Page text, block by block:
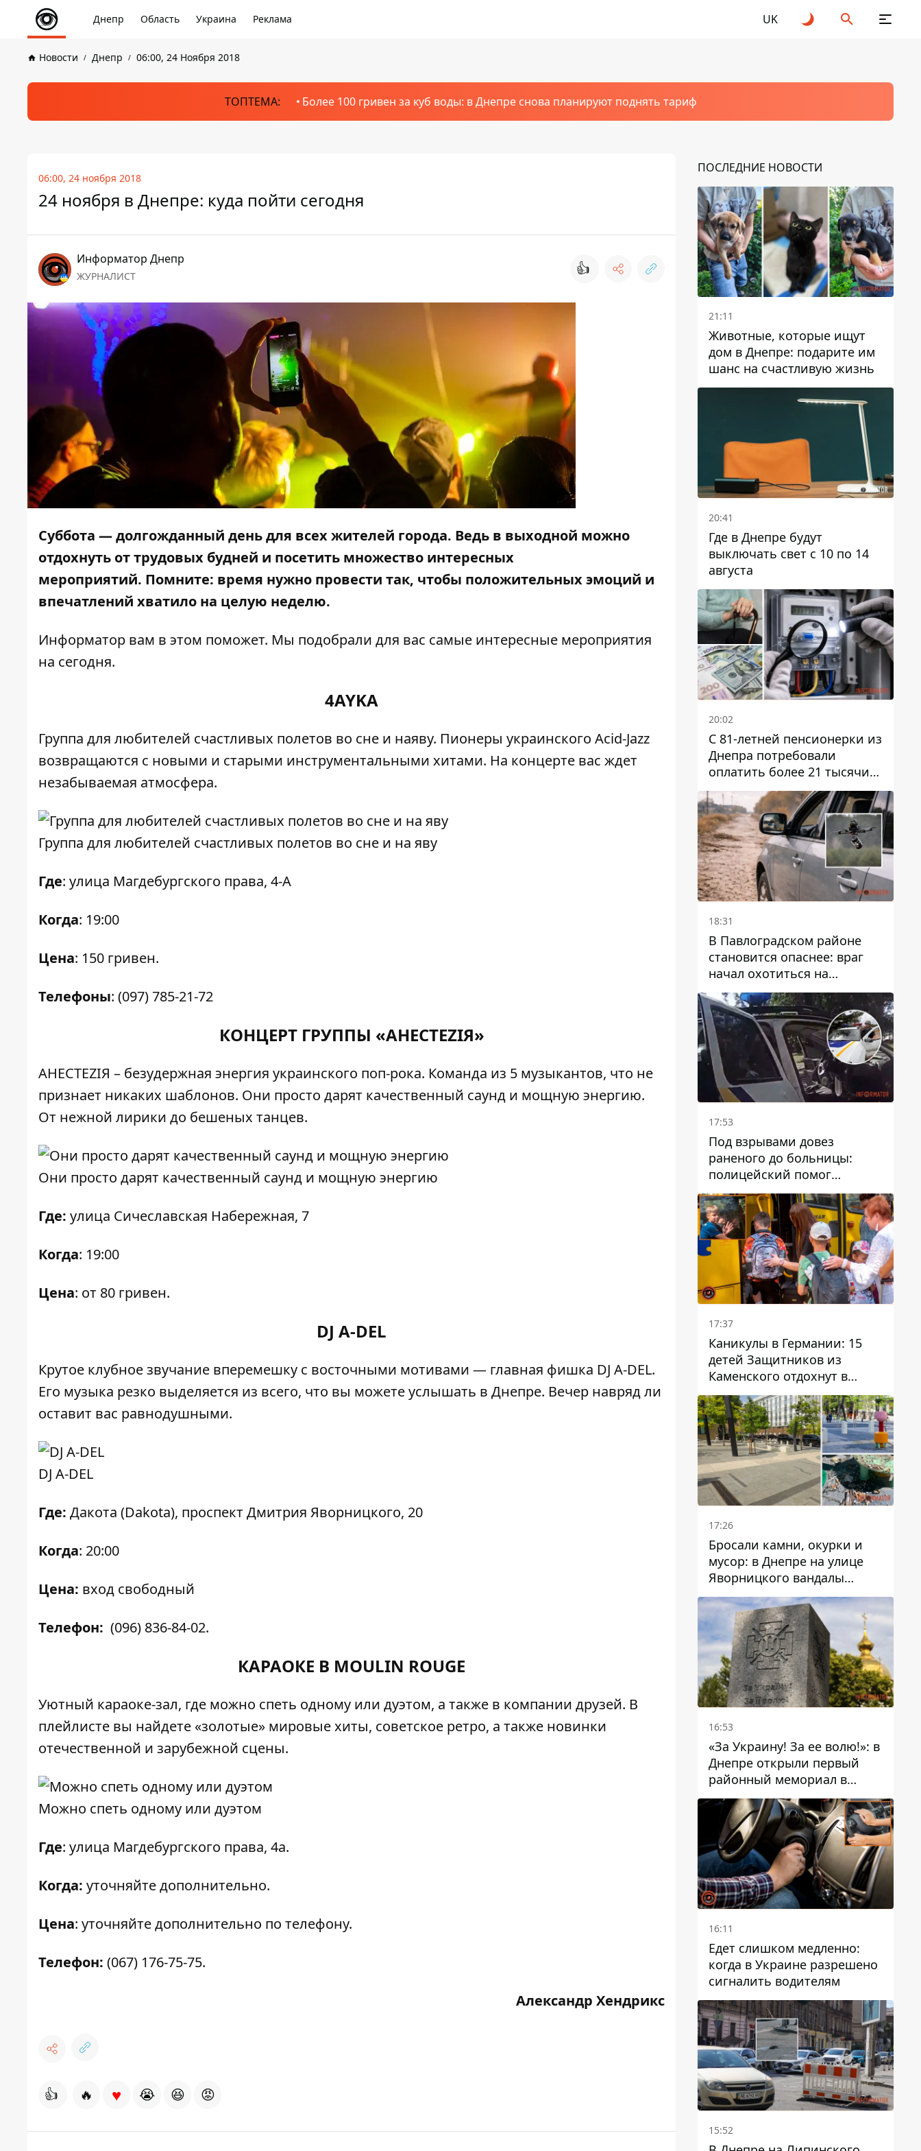
Днепр Область Украина Реклама UK
Новости Днепр 06:00, 24 Ноября 2018
ТОПТЕМА: Более 100 гривен за куб воды: в Днепре снова планируют поднять тариф
06:00, 24 ноября 2018
24 ноября в Днепре: куда пойти сегодня
Информатор Днепр
ЖУРНАЛИСТ 👍
Суббота — долгожданный день для всех жителей города. Ведь в выходной можно
отдохнуть от трудовых будней и посетить множество интересных
мероприятий. Помните: время нужно провести так, чтобы положительных эмоций и
впечатлений хватило на целую неделю.
Информатор вам в этом поможет. Мы подобрали для вас самые интересные мероприятия
на сегодня.
4AYKA
Группа для любителей счастливых полетов во сне и наяву. Пионеры украинского Acid-Jazz
возвращаются с новыми и старыми инструментальными хитами. На концерте вас ждет
незабываемая атмосфера.
Группа для любителей счастливых полетов во сне и на яву
Где: улица Магдебургского права, 4-А
Когда: 19:00
Цена: 150 гривен.
Телефоны: (097) 785-21-72
КОНЦЕРТ ГРУППЫ «АНЕСТЕZІЯ»
АНЕСТЕZIЯ – безудержная энергия украинского поп-рока. Команда из 5 музыкантов, что не
признает никаких шаблонов. Они просто дарят качественный саунд и мощную энергию.
От нежной лирики до бешеных танцев.
Они просто дарят качественный саунд и мощную энергию
Где: улица Сичеславская Набережная, 7
Когда: 19:00
Цена: от 80 гривен.
DJ A-DEL
Крутое клубное звучание вперемешку с восточными мотивами — главная фишка DJ A-DEL.
Его музыка резко выделяется из всего, что вы можете услышать в Днепре. Вечер навряд ли
оставит вас равнодушными.
DJ A-DEL
Где: Дакота (Dakota), проспект Дмитрия Яворницкого, 20
Когда: 20:00
Цена: вход свободный
Телефон: (096) 836-84-02.
КАРАОКЕ В MOULIN ROUGE
Уютный караоке-зал, где можно спеть одному или дуэтом, а также в компании друзей. В
плейлисте вы найдете «золотые» мировые хиты, советское ретро, а также новинки
отечественной и зарубежной сцены.
Можно спеть одному или дуэтом
Где: улица Магдебургского права, 4а.
Когда: уточняйте дополнительно.
Цена: уточняйте дополнительно по телефону.
Телефон: (067) 176-75-75.
Александр Хендрикс
👍 🔥 ♥ 😭 😆 😡
ПОСЛЕДНИЕ НОВОСТИ
21:11
Животные, которые ищут
дом в Днепре: подарите им
шанс на счастливую жизнь
20:41
Где в Днепре будут
выключать свет с 10 по 14
августа
20:02
С 81-летней пенсионерки из
Днепра потребовали
оплатить более 21 тысячи
гривен за "вмешательство в
работу счетчика"
18:31
В Павлоградском районе
становится опаснее: враг
начал охотиться на
гражданский и военный
транспорт
17:53
Под взрывами довез
раненого до больницы:
полицейский помог
пострадавшему после атаки
на Каменский район
17:37
Каникулы в Германии: 15
детей Защитников из
Каменского отдохнут в
Вуппертале
17:26
Бросали камни, окурки и
мусор: в Днепре на улице
Яворницкого вандалы
повредили питьевые
фонтаны
16:53
«За Украину! За ее волю!»: в
Днепре открыли первый
районный мемориал в
честь погибших
Защитников
16:11
Едет слишком медленно:
когда в Украине разрешено
сигналить водителям
15:52